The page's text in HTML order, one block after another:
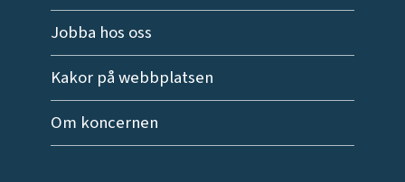
Jobba hos oss
Kakor på webbplatsen
Om koncernen